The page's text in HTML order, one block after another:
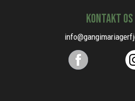
Kontakt os